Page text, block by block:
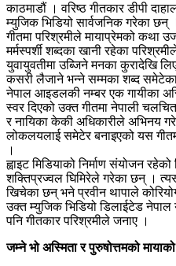
काठमाडौं । वरिष्ठ गीतकार डीपी
म्युजिक भिडियो सार्वजनिक गरेका
गीतमा परिश्रमीले मायाप्रेमको कथा
मर्मस्पर्शी शब्दका खानी रहेका
युवायुवतीमा उब्जिने मनका कुरादेखि
कसरी लैजाने भन्ने सम्मका शब्द
नेपाल आइडलकी नम्बर एक गायीका
स्वर दिएको उक्त गीतमा नेपाली
र नायिका केकी अधिकारीले अभिनय
लोकलयलाई समेटेर बनाइएको यस
।
ह्वाइट मिडियाको निर्माण संयोजन
शक्तिप्रज्वल घिमिरेले गरेका छन् ।
खिचेका छन् भने प्रवीन थापाले
उक्त म्युजिक भिडियो डिलाईटेड नेपाल
पनि गीतकार परिश्रमीले जनाए ।
जम्ने भो अस्मिता र पुरुषोत्तमको